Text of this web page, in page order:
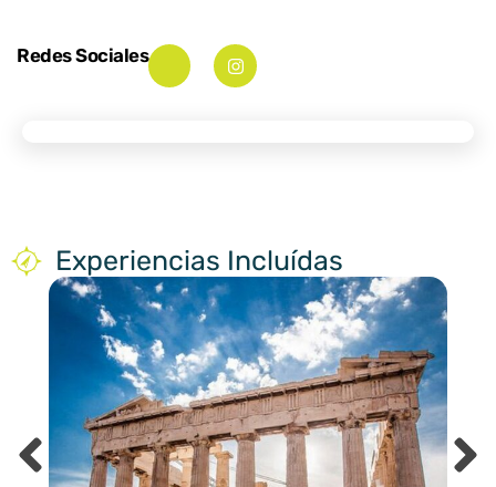
Redes Sociales
Experiencias Incluídas